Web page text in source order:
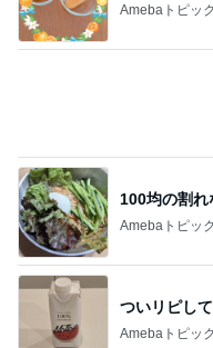
Amebaトピッ
ついリピし
Amebaトピッ